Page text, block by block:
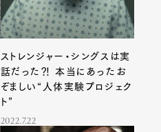
ストレンジャー・シングスは実
話だった⁈ 本当にあったお
ぞましい“人体実験プロジェク
ト”
2022.7.22